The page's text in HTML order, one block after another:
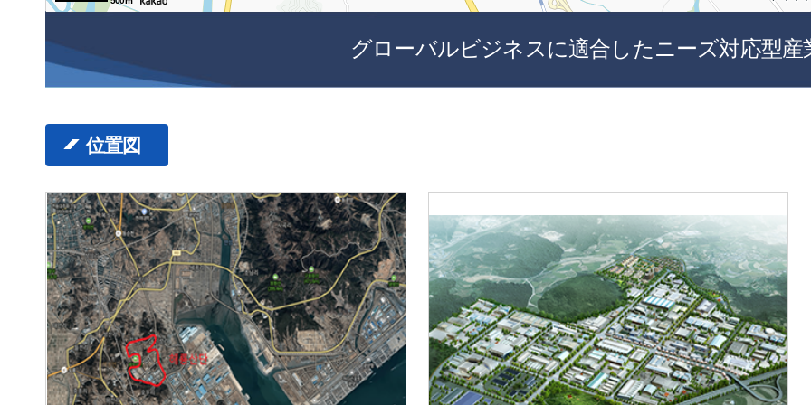
グローバルビジネスに適合したニーズ対応型産
位置図